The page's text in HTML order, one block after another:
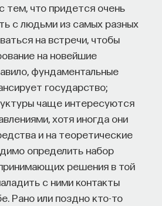
тем, что придется очень
с людьми из самых разных
на встречи, чтобы
на новейшие
фундаментальные
государство;
чаще интересуются
хотя иногда они
и на теоретические
определить набор
решения в той
с ними контакты
Рано или поздно кто-то
далее. Можно
15 таких основных
и оказывается, что
этих факторов
Можно
перспективные
комбинированном
со старением.